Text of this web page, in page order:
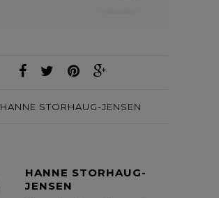
HANNE STORHAUG-JENSEN
HANNE STORHAUG-
JENSEN